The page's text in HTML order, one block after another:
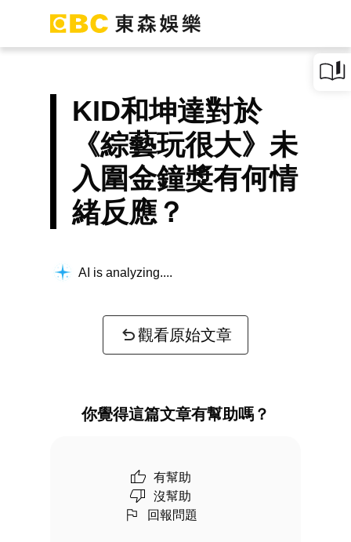
KID和坤達對於
《綜藝玩很大》未
入圍金鐘獎有何情
緒反應？
AI is analyzing...
觀看原始文章
你覺得這篇文章有幫助嗎？
有幫助
沒幫助
回報問題